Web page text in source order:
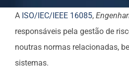
A ISO/IEC/IEEE 16085,
responsáveis pela gestão de
noutras normas relacionadas,
sistemas.